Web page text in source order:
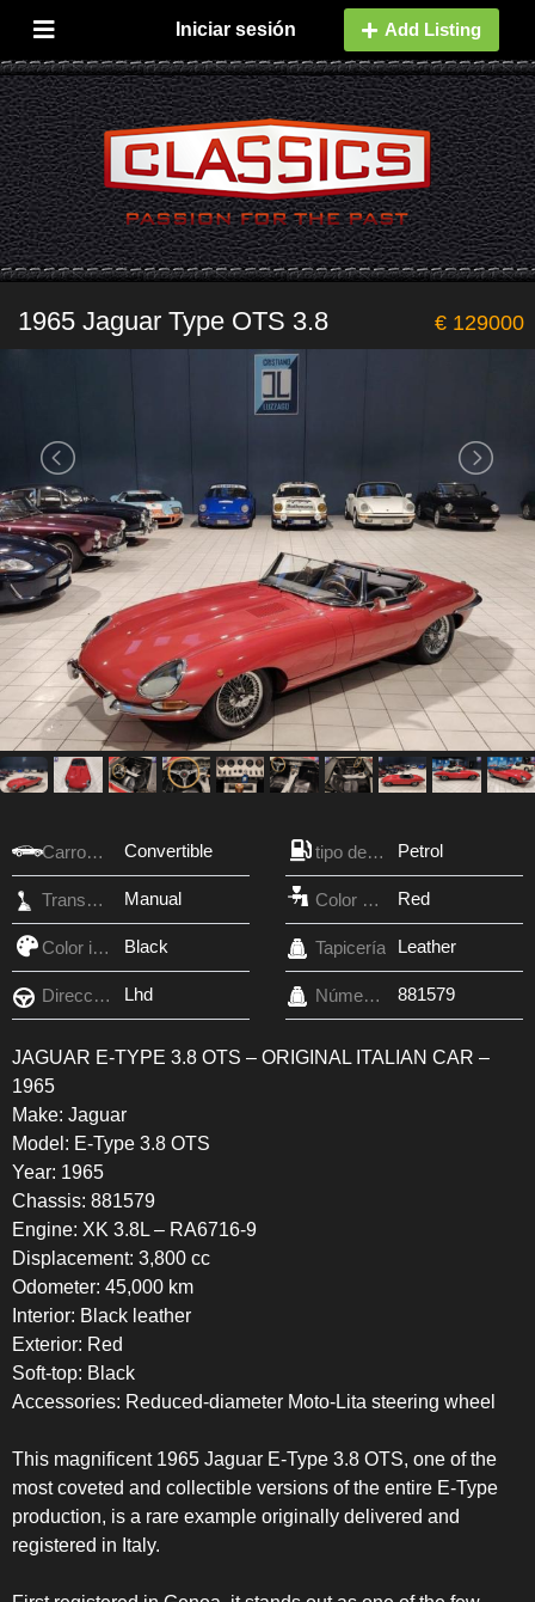
Iniciar sesión Add Listing
1965 Jaguar Type OTS 3.8 € 129000
Carroceria Convertible tipo de combustible Petrol
Transmisión Manual Color exterior Red
Color interior Black Tapicería Leather
Dirección Lhd Número VIN 881579
JAGUAR E-TYPE 3.8 OTS – ORIGINAL ITALIAN CAR –
1965
Make: Jaguar
Model: E-Type 3.8 OTS
Year: 1965
Chassis: 881579
Engine: XK 3.8L – RA6716-9
Displacement: 3,800 cc
Odometer: 45,000 km
Interior: Black leather
Exterior: Red
Soft-top: Black
Accessories: Reduced-diameter Moto-Lita steering wheel
This magnificent 1965 Jaguar E-Type 3.8 OTS, one of the
most coveted and collectible versions of the entire E-Type
production, is a rare example originally delivered and
registered in Italy.